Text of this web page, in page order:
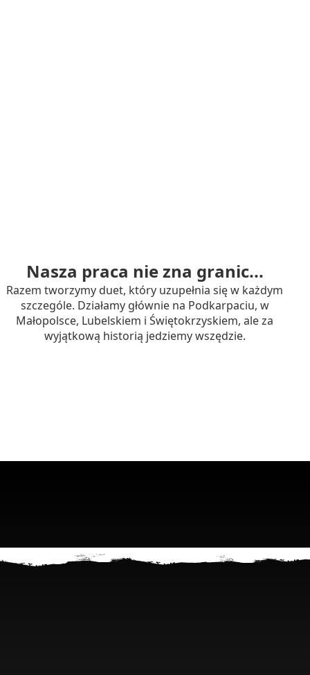
Nasza praca nie zna granic...
Razem tworzymy duet, który uzupełnia się w każdym
szczególe. Działamy głównie na Podkarpaciu, w
Małopolsce, Lubelskiem i Świętokrzyskiem, ale za
wyjątkową historią jedziemy wszędzie.